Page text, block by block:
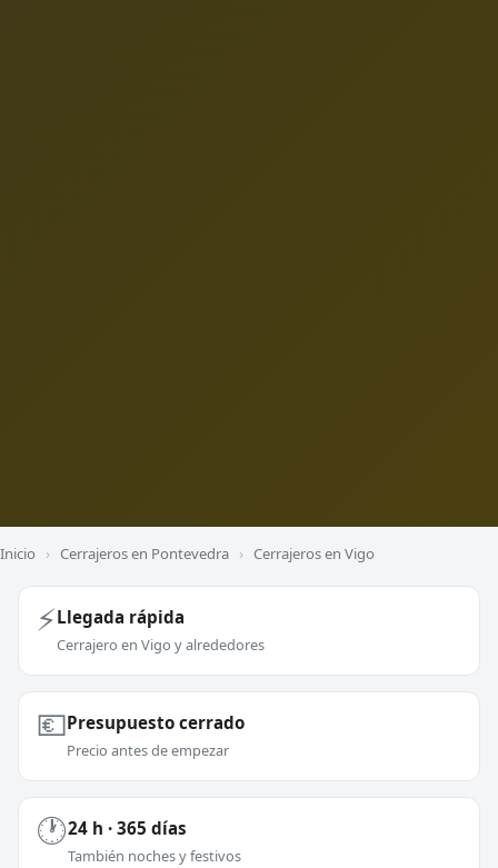
Inicio › Cerrajeros en Pontevedra › Cerrajeros en Vigo
⚡Llegada rápida
Cerrajero en Vigo y alrededores
💶Presupuesto cerrado
Precio antes de empezar
🕐24 h · 365 días
También noches y festivos